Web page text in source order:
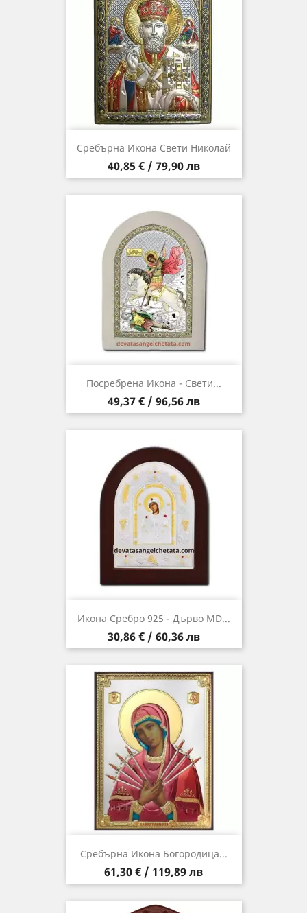
Сребърна Икона Свети Николай
Цена
40,85 € / 79,90 лв
Посребрена Икона - Свети...
Цена
49,37 € / 96,56 лв
Икона Сребро 925 - Дърво MD...
Цена
30,86 € / 60,36 лв
Сребърна Икона Богородица...
Цена
61,30 € / 119,89 лв